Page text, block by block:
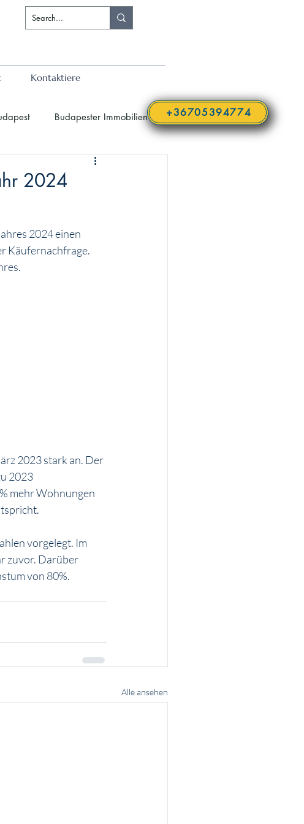
+36705394774
Kontaktiere
Budapester Immobilien
Immobilien in Budapest
2024
2024 einen
Käufernachfrage.
2023 stark an. Der
2023
mehr Wohnungen
vorgelegt. Im
zuvor. Darüber
von 80%.
Alle ansehen